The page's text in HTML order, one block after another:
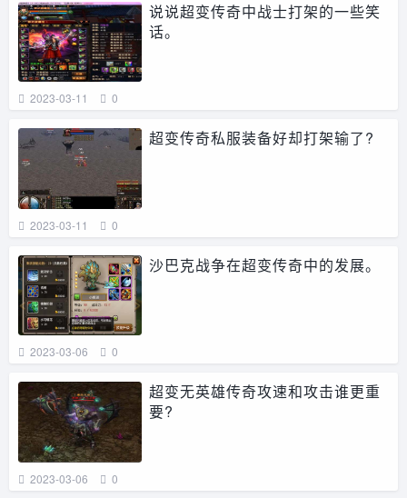
说说超变传奇中战士打架的一些笑
话。
2023-03-11 0
超变传奇私服装备好却打架输了?
2023-03-11 0
沙巴克战争在超变传奇中的发展。
2023-03-06 0
超变无英雄传奇攻速和攻击谁更重
要?
2023-03-06 0